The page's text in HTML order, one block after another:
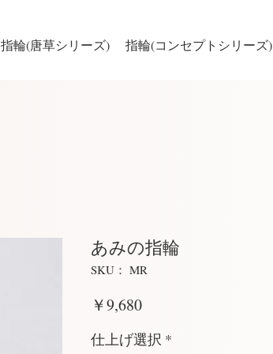
指輪(唐草シリーズ) 指輪(コンセプトシリーズ)
あみの指輪
SKU： MR
￥9,680価
仕上げ選択 *